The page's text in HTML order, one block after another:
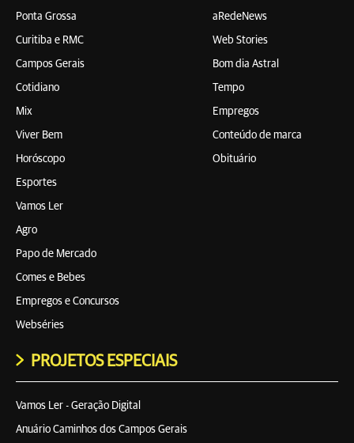
Ponta Grossa
Curitiba e RMC
Campos Gerais
Cotidiano
Mix
Viver Bem
Horóscopo
Esportes
Vamos Ler
Agro
Papo de Mercado
Comes e Bebes
Empregos e Concursos
Webséries
aRedeNews
Web Stories
Bom dia Astral
Tempo
Empregos
Conteúdo de marca
Obituário
PROJETOS ESPECIAIS
Vamos Ler - Geração Digital
Anuário Caminhos dos Campos Gerais